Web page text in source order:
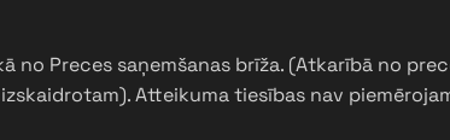
no Preces saņemšanas brīža. (Atkarībā no
Atteikuma tiesības nav